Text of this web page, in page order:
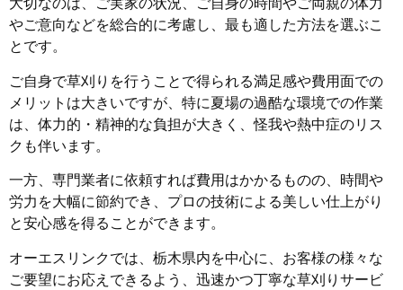
やご意向などを総合的に考慮し、最も適した方法を選ぶこ
とです。
ご自身で草刈りを行うことで得られる満足感や費用面での
メリットは大きいですが、特に夏場の過酷な環境での作業
は、体力的・精神的な負担が大きく、怪我や熱中症のリス
クも伴います。
一方、専門業者に依頼すれば費用はかかるものの、時間や
労力を大幅に節約でき、プロの技術による美しい仕上がり
と安心感を得ることができます。
オーエスリンクでは、栃木県内を中心に、お客様の様々な
ご要望にお応えできるよう、迅速かつ丁寧な草刈りサービ